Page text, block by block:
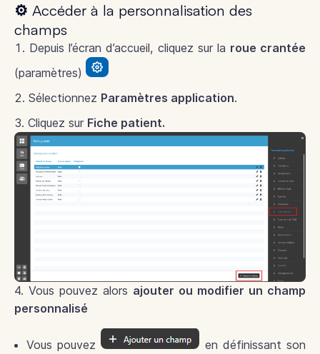
⚙️ Accéder à la personnalisation des
champs
Depuis l’écran d’accueil, cliquez sur la roue crantée
(paramètres)
Sélectionnez Paramètres application.
Cliquez sur Fiche patient.
4. Vous pouvez alors ajouter ou modifier un champ
personnalisé
Vous pouvez
en définissant son